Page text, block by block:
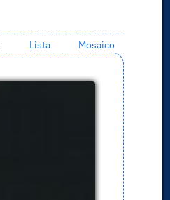
Lista Mosaico